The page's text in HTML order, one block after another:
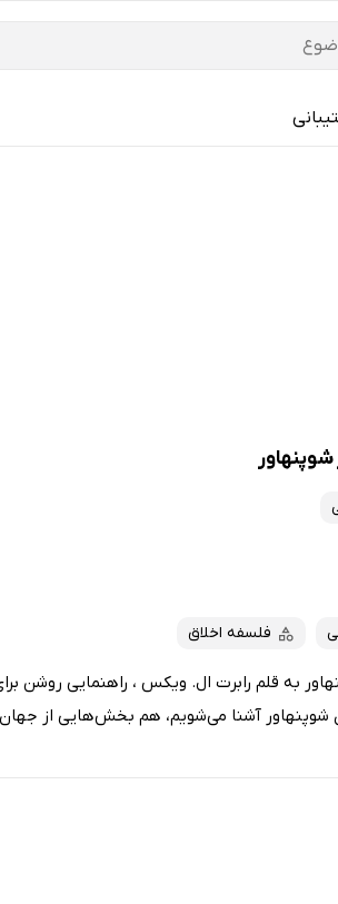
فلسفه اخلاق
به قلم رابرت ال. ویکس ، راهنمایی روشن
شوپنهاور آشنا می‌شویم، هم بخش‌هایی از